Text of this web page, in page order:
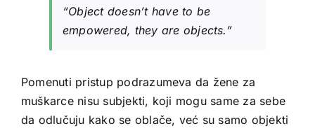
“Object doesn’t have to be
empowered, they are objects.”
Pomenuti pristup podrazumeva da žene za
muškarce nisu subjekti, koji mogu same za sebe
da odlučuju kako se oblače, već su samo objekti